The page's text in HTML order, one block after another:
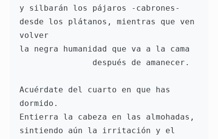
y silbarán los pájaros -cabrones-
desde los plátanos, mientras que ven
volver
la negra humanidad que va a la cama
Acuérdate del cuarto en que has
dormido.
Entierra la cabeza en las almohadas,
sintiendo aún la irritación y el